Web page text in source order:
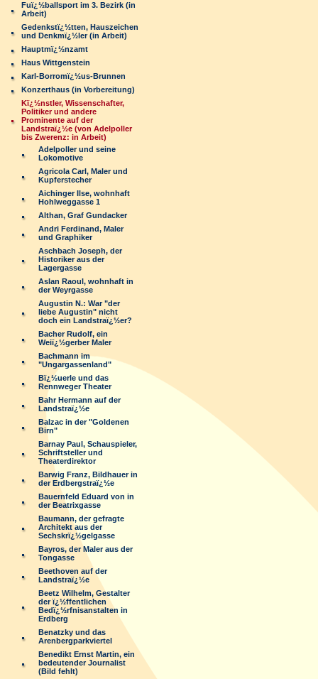
Fuï¿½ballsport im 3. Bezirk (in
Arbeit)
Gedenkstï¿½tten, Hauszeichen
und Denkmï¿½ler (in Arbeit)
Hauptmï¿½nzamt
Haus Wittgenstein
Karl-Borromï¿½us-Brunnen
Konzerthaus (in Vorbereitung)
Kï¿½nstler, Wissenschafter,
Politiker und andere
Prominente auf der
Landstraï¿½e (von Adelpoller
bis Zwerenz: in Arbeit)
Adelpoller und seine
Lokomotive
Agricola Carl, Maler und
Kupferstecher
Aichinger Ilse, wohnhaft
Hohlweggasse 1
Althan, Graf Gundacker
Andri Ferdinand, Maler
und Graphiker
Aschbach Joseph, der
Historiker aus der
Lagergasse
Aslan Raoul, wohnhaft in
der Weyrgasse
Augustin N.: War "der
liebe Augustin" nicht
doch ein Landstraï¿½er?
Bacher Rudolf, ein
Weiï¿½gerber Maler
Bachmann im
"Ungargassenland"
Bï¿½uerle und das
Rennweger Theater
Bahr Hermann auf der
Landstraï¿½e
Balzac in der "Goldenen
Birn"
Barnay Paul, Schauspieler,
Schriftsteller und
Theaterdirektor
Barwig Franz, Bildhauer in
der Erdbergstraï¿½e
Bauernfeld Eduard von in
der Beatrixgasse
Baumann, der gefragte
Architekt aus der
Sechskrï¿½gelgasse
Bayros, der Maler aus der
Tongasse
Beethoven auf der
Landstraï¿½e
Beetz Wilhelm, Gestalter
der ï¿½ffentlichen
Bedï¿½rfnisanstalten in
Erdberg
Benatzky und das
Arenbergparkviertel
Benedikt Ernst Martin, ein
bedeutender Journalist
(Bild fehlt)